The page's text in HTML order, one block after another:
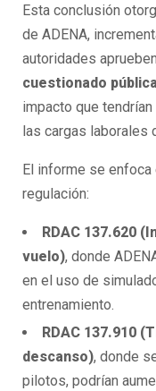
Esta conclusión
de ADENA,
autoridades
cuestionado
impacto que
las cargas laborales
El informe se
regulación:
RDAC 137.620
vuelo), donde
en el uso de
entrenamiento.
RDAC 137.910
descanso), donde
pilotos, podrían